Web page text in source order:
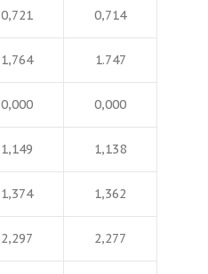
0,721 0,714
1,764 1.747
0,000 0,000
1,149 1,138
1,374 1,362
2,297 2,277